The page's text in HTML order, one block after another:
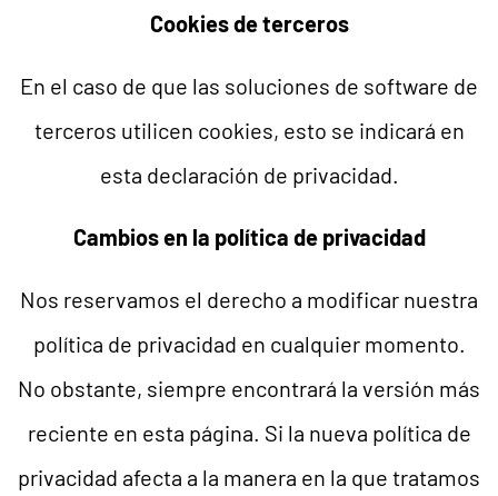
Cookies de terceros
En el caso de que las soluciones de software de
terceros utilicen cookies, esto se indicará en
esta declaración de privacidad.
Cambios en la política de privacidad
Nos reservamos el derecho a modificar nuestra
política de privacidad en cualquier momento.
No obstante, siempre encontrará la versión más
reciente en esta página. Si la nueva política de
privacidad afecta a la manera en la que tratamos